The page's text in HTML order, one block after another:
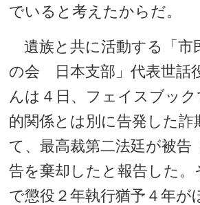
でいると考えたからだ。
遺族と共に活動する「市
の会 日本支部」代表世話
んは４日、フェイスブッ
的関係とは別に告発した詐
て、最高裁第二法廷が被告
告を棄却したと報告した
で懲役２年執行猶予４年が